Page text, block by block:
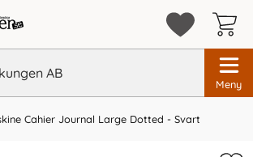
Meny
Cahier Journal Large Dotted - Svart